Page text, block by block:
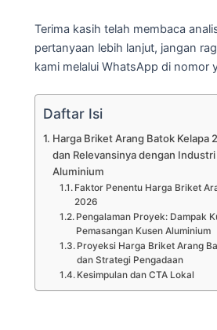
Terima kasih telah membaca
pertanyaan lebih lanjut, jangan
kami melalui WhatsApp di nomor
Daftar Isi
Harga Briket Arang Batok Kelapa
dan Relevansinya dengan
Aluminium
Faktor Penentu Harga Briket
2026
Pengalaman Proyek: Dampak
Pemasangan Kusen Aluminium
Proyeksi Harga Briket Arang
dan Strategi Pengadaan
Kesimpulan dan CTA Lokal